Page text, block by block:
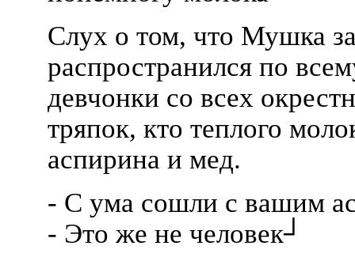
Слух о том, что Мушка
распространился по
девчонки со всех
тряпок, кто теплого
аспирина и мед.
- С ума сошли с вашим
- Это же не человек┘